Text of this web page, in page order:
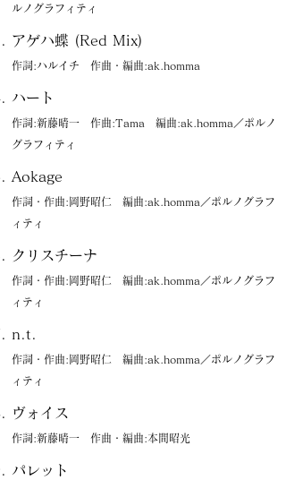
ルノグラフィティ
アゲハ蝶 (Red Mix)
作詞:ハルイチ 作曲・編曲:ak.homma
ハート
作詞:新藤晴一 作曲:Tama 編曲:ak.homma／ポルノ
グラフィティ
Aokage
作詞・作曲:岡野昭仁 編曲:ak.homma／ポルノグラフ
ィティ
クリスチーナ
作詞・作曲:岡野昭仁 編曲:ak.homma／ポルノグラフ
ィティ
n.t.
作詞・作曲:岡野昭仁 編曲:ak.homma／ポルノグラフ
ィティ
ヴォイス
作詞:新藤晴一 作曲・編曲:本間昭光
パレット